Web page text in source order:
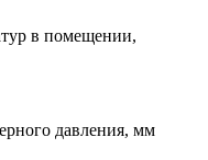
в помещении,
давления, мм